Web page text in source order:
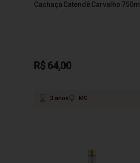
Cachaça Catendê Carvalho 750ml
R$ 64,00
3 anos MG